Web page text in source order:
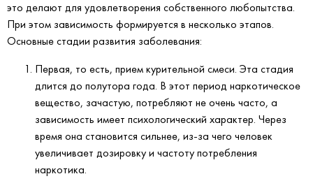
это делают для удовлетворения собственного любопытства.
При этом зависимость формируется в несколько этапов.
Основные стадии развития заболевания:
Первая, то есть, прием курительной смеси. Эта стадия
длится до полутора года. В этот период наркотическое
вещество, зачастую, потребляют не очень часто, а
зависимость имеет психологический характер. Через
время она становится сильнее, из-за чего человек
увеличивает дозировку и частоту потребления
наркотика.